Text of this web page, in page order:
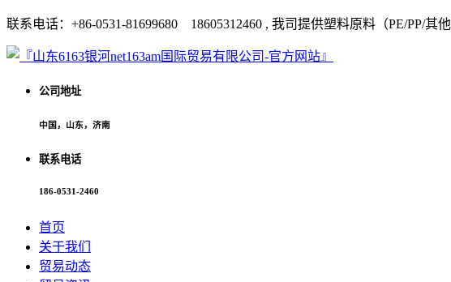
联系电话：+86-0531-81699680 18605312460 , 我司提供塑料原料（PE/PP/
公司地址
中国，山东，济南
联系电话
186-0531-2460
首页
关于我们
贸易动态